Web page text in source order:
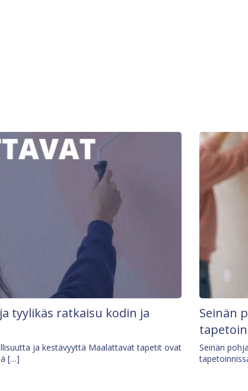
tyylikäs ratkaisu kodin ja
ja kestävyyttä Maalattavat tapetit ovat
[…]
Seinän
Seinän